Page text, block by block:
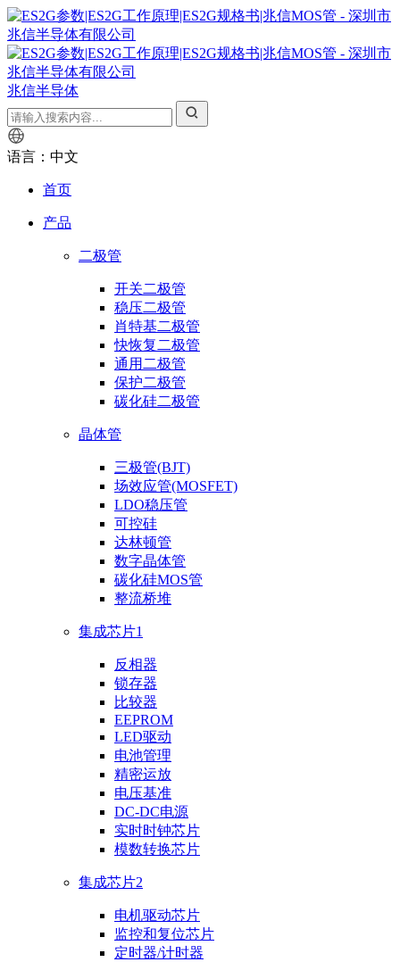
兆信半导体
语言：中文
首页
产品
二极管
开关二极管
稳压二极管
肖特基二极管
快恢复二极管
通用二极管
保护二极管
碳化硅二极管
晶体管
三极管(BJT)
场效应管(MOSFET)
LDO稳压管
可控硅
达林顿管
数字晶体管
碳化硅MOS管
整流桥堆
集成芯片1
反相器
锁存器
比较器
EEPROM
LED驱动
电池管理
精密运放
电压基准
DC-DC电源
实时时钟芯片
模数转换芯片
集成芯片2
电机驱动芯片
监控和复位芯片
定时器/计时器